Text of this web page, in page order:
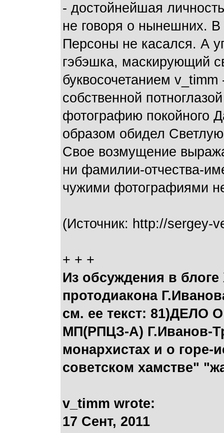
- достойнейшая
не говоря о нынешних.
Персоны не касался. А
гэбэшка, маскирующий
буквосочетанием
собственной
фотографию покойного
образом обидел
Свое возмущение
ни фамилии-отчества-
чужими фотографиями
(Источник: http://sergey-
+ + +
Из обсуждения в
протодиакона
см. ее текст: 81)ДЕЛО
МП(РПЦЗ-А) Г.Иванов-
монархистах и о горе-
советском хамстве"
v_timm wrote:
17 Сент, 2011